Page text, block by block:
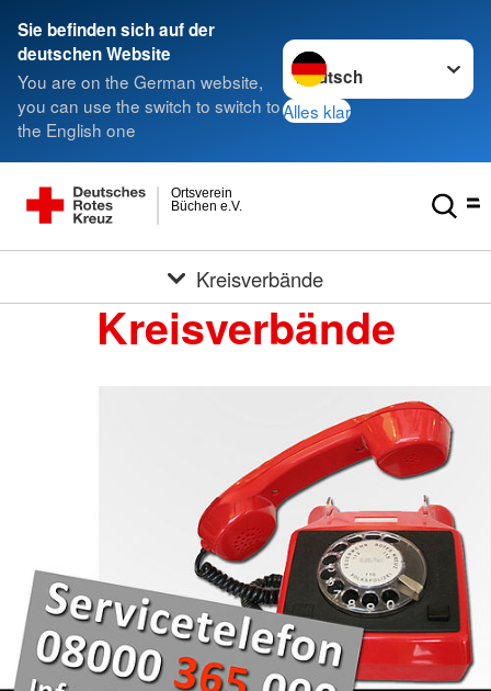
Sie befinden sich auf der
deutschen Website
You are on the German website,
you can use the switch to switch to
the English one
Sprache wechseln zu
Alles klar
Büchen e.V.
Ortsverein
Kreisverbände
Kreisverbände